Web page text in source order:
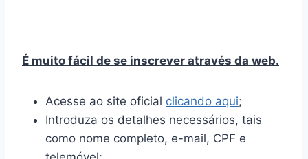
É muito fácil de se inscrever através da web.
Acesse ao site oficial clicando aqui;
Introduza os detalhes necessários, tais
como nome completo, e-mail, CPF e